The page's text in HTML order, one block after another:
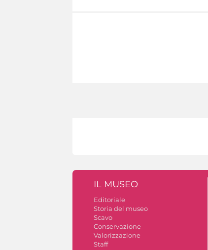
IL MUSEO
Editoriale
Storia del museo
Scavo
Conservazione
Valorizzazione
Staff